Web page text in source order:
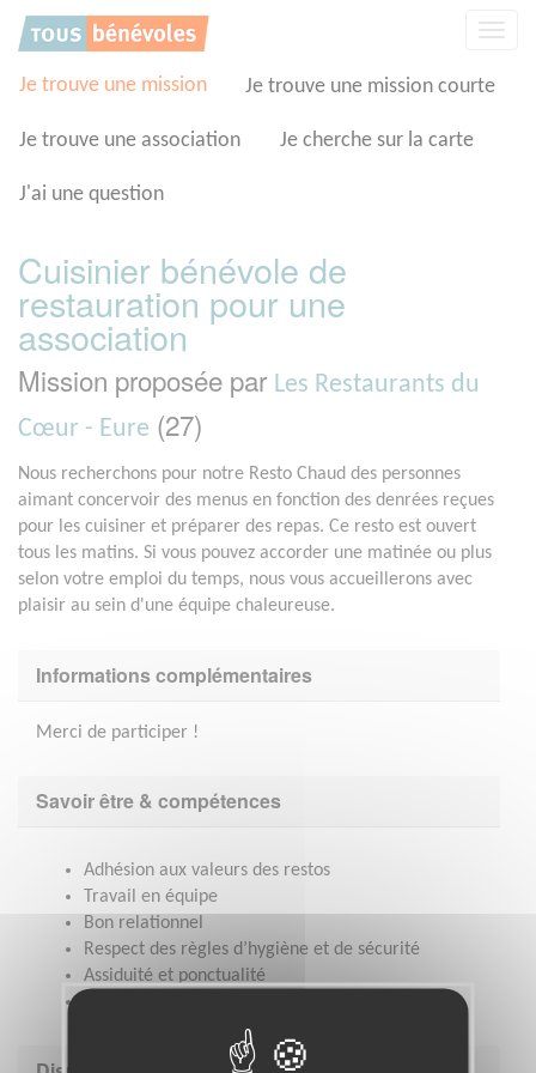
Je trouve une mission Je trouve une mission courte
Je trouve une association Je cherche sur la carte
J'ai une question
Cuisinier bénévole de
restauration pour une
association
Mission proposée par Les Restaurants du
Cœur - Eure (27)
Nous recherchons pour notre Resto Chaud des personnes
aimant concervoir des menus en fonction des denrées reçues
pour les cuisiner et préparer des repas. Ce resto est ouvert
tous les matins. Si vous pouvez accorder une matinée ou plus
selon votre emploi du temps, nous vous accueillerons avec
plaisir au sein d'une équipe chaleureuse.
Informations complémentaires
Merci de participer !
Savoir être & compétences
Adhésion aux valeurs des restos
Travail en équipe
Bon relationnel
Respect des règles d’hygiène et de sécurité
Assiduité et ponctualité
Panneau de gestion des cookies